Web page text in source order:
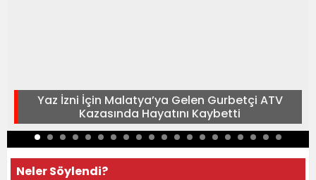
Yaz İzni İçin Malatya’ya Gelen Gurbetçi ATV
Kazasında Hayatını Kaybetti
Neler Söylendi?